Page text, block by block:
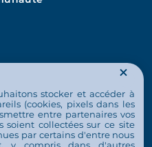
stocker et accéder à
(cookies, pixels dans les
entre partenaires vos
soient collectées sur ce site
par certains d'entre nous
y compris dans d'autres